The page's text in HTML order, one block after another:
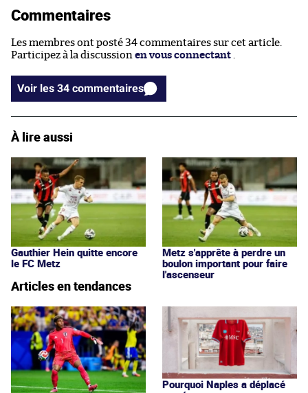
Commentaires
Les membres ont posté 34 commentaires sur cet article.
Participez à la discussion en vous connectant
Voir les 34 commentaires
À lire aussi
Gauthier Hein quitte encore
le FC Metz
Metz s'apprête à perdre un
boulon important pour faire
l'ascenseur
Articles en tendances
Pourquoi Naples a déplacé